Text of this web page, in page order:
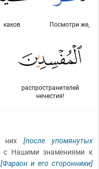
Посмотри же,
каков
распространителей
нечестия!
них [после упомянутых
с Нашими знамениями к
[Фараон и его сторонники]